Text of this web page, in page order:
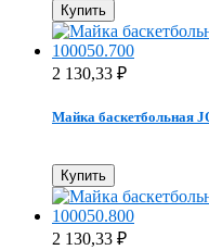
Купить
2 130,33 ₽
Майка баскетбольная
Купить
2 130,33 ₽